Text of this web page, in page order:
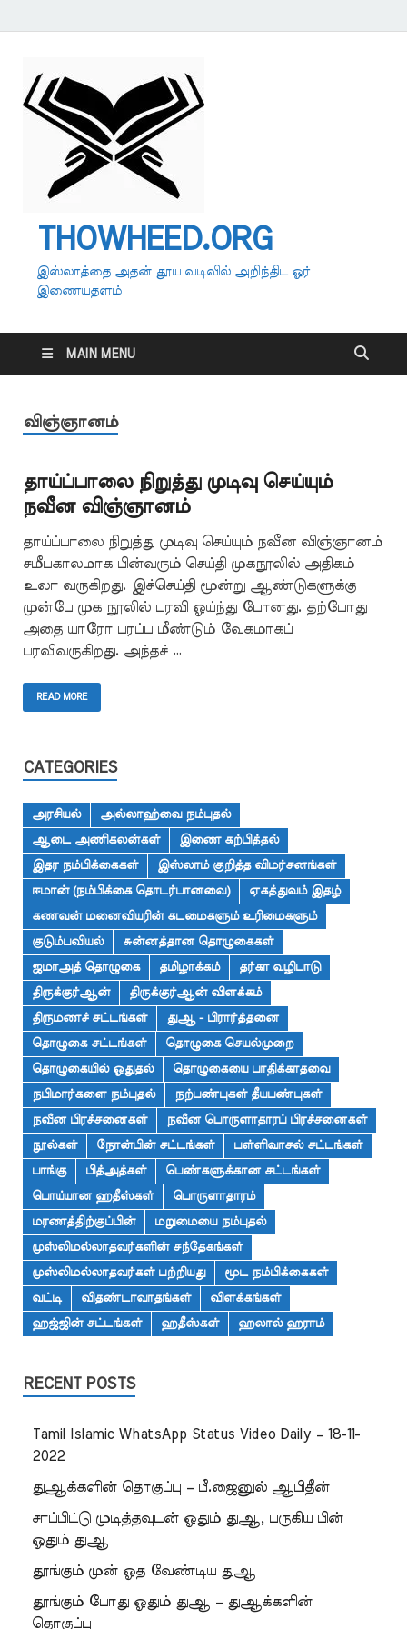
THOWHEED.ORG
இஸ்லாத்தை அதன் தூய வடிவில் அறிந்திட ஓர்
இணையதளம்
MAIN MENU
விஞ்ஞானம்
தாய்ப்பாலை நிறுத்து முடிவு செய்யும்
நவீன விஞ்ஞானம்
தாய்ப்பாலை நிறுத்து முடிவு செய்யும் நவீன விஞ்ஞானம்
சமீபகாலமாக பின்வரும் செய்தி முகநூலில் அதிகம்
உலா வருகிறது. இச்செய்தி மூன்று ஆண்டுகளுக்கு
முன்பே முக நூலில் பரவி ஓய்ந்து போனது. தற்போது
அதை யாரோ பரப்ப மீண்டும் வேகமாகப்
பரவிவருகிறது. அந்தச் …
READ MORE
CATEGORIES
அரசியல்
அல்லாஹ்வை நம்புதல்
ஆடை அணிகலன்கள்
இணை கற்பித்தல்
இதர நம்பிக்கைகள்
இஸ்லாம் குறித்த விமர்சனங்கள்
ஈமான் (நம்பிக்கை தொடர்பானவை)
ஏகத்துவம் இதழ்
கணவன் மனைவியரின் கடமைகளும் உரிமைகளும்
குடும்பவியல்
சுன்னத்தான தொழுகைகள்
ஜமாஅத் தொழுகை
தமிழாக்கம்
தர்கா வழிபாடு
திருக்குர்ஆன்
திருக்குர்ஆன் விளக்கம்
திருமணச் சட்டங்கள்
துஆ - பிரார்த்தனை
தொழுகை சட்டங்கள்
தொழுகை செயல்முறை
தொழுகையில் ஓதுதல்
தொழுகையை பாதிக்காதவை
நபிமார்களை நம்புதல்
நற்பண்புகள் தீயபண்புகள்
நவீன பிரச்சனைகள்
நவீன பொருளாதாரப் பிரச்சனைகள்
நூல்கள்
நோன்பின் சட்டங்கள்
பள்ளிவாசல் சட்டங்கள்
பாங்கு
பித்அத்கள்
பெண்களுக்கான சட்டங்கள்
பொய்யான ஹதீஸ்கள்
பொருளாதாரம்
மரணத்திற்குப்பின்
மறுமையை நம்புதல்
முஸ்லிமல்லாதவர்களின் சந்தேகங்கள்
முஸ்லிமல்லாதவர்கள் பற்றியது
மூட நம்பிக்கைகள்
வட்டி
விதண்டாவாதங்கள்
விளக்கங்கள்
ஹஜ்ஜின் சட்டங்கள்
ஹதீஸ்கள் ஹலால் ஹராம்
RECENT POSTS
Tamil Islamic WhatsApp Status Video Daily – 18-11-
2022
துஆக்களின் தொகுப்பு – பீ.ஜைனுல் ஆபிதீன்
சாப்பிட்டு முடித்தவுடன் ஓதும் துஆ, பருகிய பின்
ஓதும் துஆ
தூங்கும் முன் ஓத வேண்டிய துஆ
தூங்கும் போது ஓதும் துஆ – துஆக்களின்
தொகுப்பு